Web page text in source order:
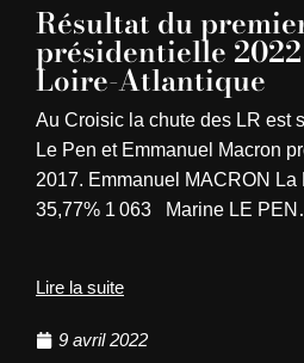
Résultat du
présidentielle
Loire-Atlantique
Au Croisic la chute des LR est
Le Pen et Emmanuel Macron
2017. Emmanuel MACRON
35,77% 1 063 Marine LE
Lire la suite
9 avril 2022